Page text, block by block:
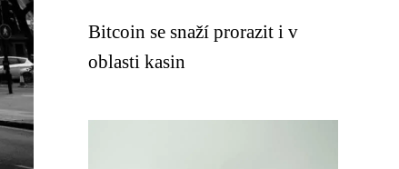
Bitcoin se snaží prorazit i v
oblasti kasin